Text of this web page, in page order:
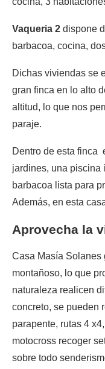
Vaqueria 2 dispone
barbacoa, cocina,
Dichas viviendas se
gran finca en lo alto
altitud, lo que nos
paraje.
Dentro de esta finca
jardines, una piscina
barbacoa lista para
Además, en esta
Aprovecha la
Casa Masía Solanes
montañoso, lo que
naturaleza realicen
concreto, se pueden
parapente, rutas 4
motocross recoger
sobre todo